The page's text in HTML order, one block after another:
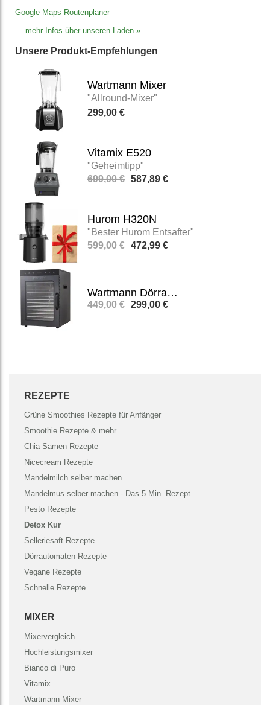
Google Maps Routenplaner
… mehr Infos über unseren Laden »
Unsere Produkt-Empfehlungen
Wartmann Mixer
"Allround-Mixer"
299,00 €
Vitamix E520
"Geheimtipp"
699,00 € 587,89 €
Hurom H320N
"Bester Hurom Entsafter"
599,00 € 472,99 €
Wartmann Dörrautomat WM-2512 DH
449,00 € 299,00 €
REZEPTE
Grüne Smoothies Rezepte für Anfänger
Smoothie Rezepte & mehr
Chia Samen Rezepte
Nicecream Rezepte
Mandelmilch selber machen
Mandelmus selber machen - Das 5 Min. Rezept
Pesto Rezepte
Detox Kur
Selleriesaft Rezepte
Dörrautomaten-Rezepte
Vegane Rezepte
Schnelle Rezepte
MIXER
Mixervergleich
Hochleistungsmixer
Bianco di Puro
Vitamix
Wartmann Mixer